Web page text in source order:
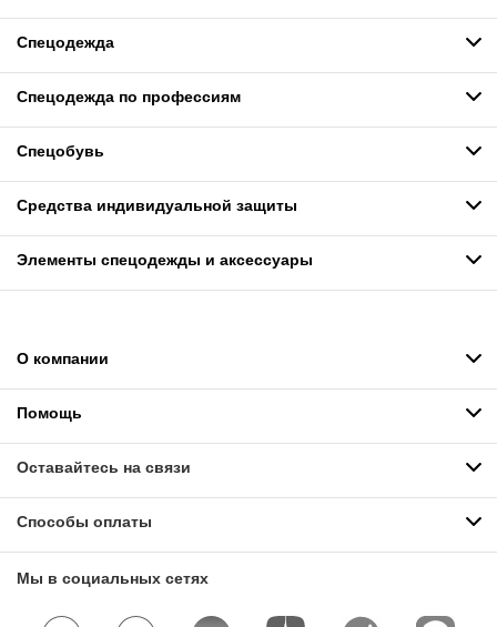
Спецодежда
Спецодежда по профессиям
Спецобувь
Средства индивидуальной защиты
Элементы спецодежды и аксессуары
О компании
Помощь
Оставайтесь на связи
Способы оплаты
Мы в социальных сетях